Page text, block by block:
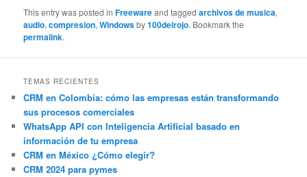
This entry was posted inFreewareand taggedarchivos de musica,
audio,compresion,Windowsby100delrojo. Bookmark the
permalink.
TEMAS RECIENTES
CRM en Colombia: cómo las empresas están transformando
sus procesos comerciales
WhatsApp API con Inteligencia Artificial basado en
información de tu empresa
CRM en México ¿Cómo elegir?
CRM 2024 para pymes